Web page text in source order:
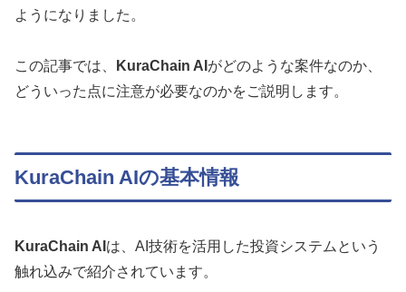
ようになりました。
この記事では、 KuraChain AI がどのような案件なのか、
どういった点に注意が必要なのかをご説明します。
KuraChain AIの基本情報
KuraChain AI は、AI技術を活用した投資システムという
触れ込みで紹介されています。